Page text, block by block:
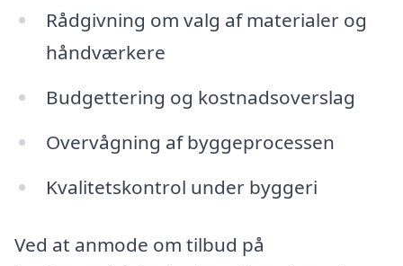
Rådgivning om valg af materialer og
håndværkere
Budgettering og kostnadsoverslag
Overvågning af byggeprocessen
Kvalitetskontrol under byggeri
Ved at anmode om tilbud på